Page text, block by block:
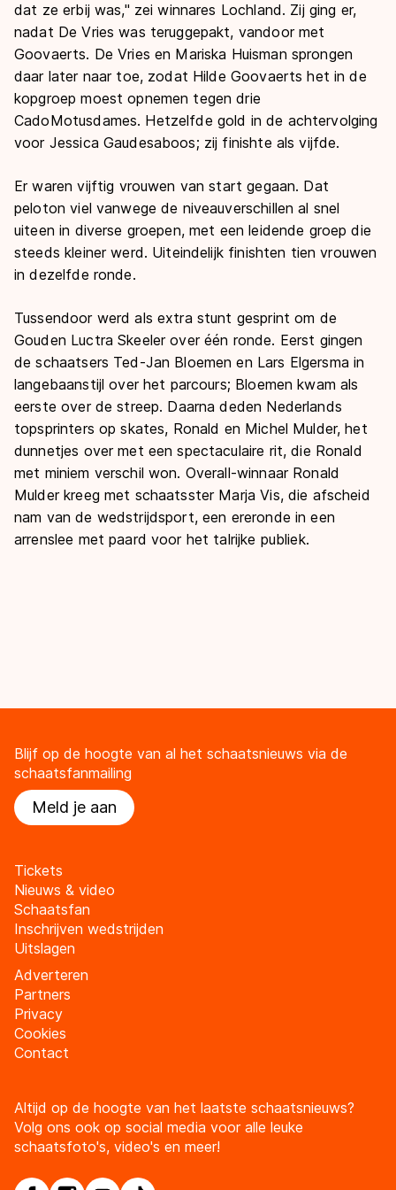
dat ze erbij was," zei winnares Lochland. Zij ging er,
nadat De Vries was teruggepakt, vandoor met
Goovaerts. De Vries en Mariska Huisman sprongen
daar later naar toe, zodat Hilde Goovaerts het in de
kopgroep moest opnemen tegen drie
CadoMotusdames. Hetzelfde gold in de achtervolging
voor Jessica Gaudesaboos; zij finishte als vijfde.
Er waren vijftig vrouwen van start gegaan. Dat
peloton viel vanwege de niveauverschillen al snel
uiteen in diverse groepen, met een leidende groep die
steeds kleiner werd. Uiteindelijk finishten tien vrouwen
in dezelfde ronde.
Tussendoor werd als extra stunt gesprint om de
Gouden Luctra Skeeler over één ronde. Eerst gingen
de schaatsers Ted-Jan Bloemen en Lars Elgersma in
langebaanstijl over het parcours; Bloemen kwam als
eerste over de streep. Daarna deden Nederlands
topsprinters op skates, Ronald en Michel Mulder, het
dunnetjes over met een spectaculaire rit, die Ronald
met miniem verschil won. Overall-winnaar Ronald
Mulder kreeg met schaatsster Marja Vis, die afscheid
nam van de wedstrijdsport, een ereronde in een
arrenslee met paard voor het talrijke publiek.
Blijf op de hoogte van al het schaatsnieuws via de
schaatsfanmailing
Meld je aan
Tickets
Nieuws & video
Schaatsfan
Inschrijven wedstrijden
Uitslagen
Adverteren
Partners
Privacy
Cookies
Contact
Altijd op de hoogte van het laatste schaatsnieuws?
Volg ons ook op social media voor alle leuke
schaatsfoto's, video's en meer!